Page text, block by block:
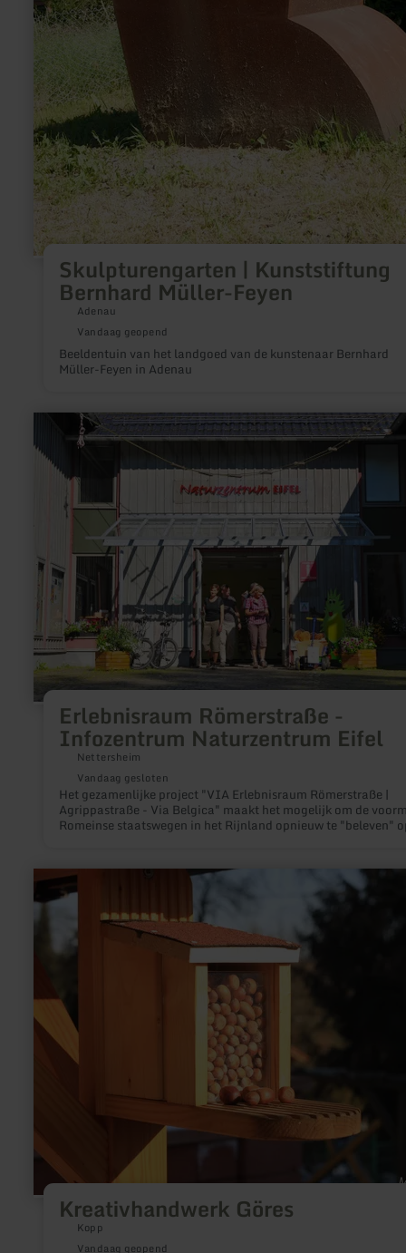
Skulpturengarten | Kunststiftung
Bernhard Müller-Feyen
Adenau
Vandaag geopend
Beeldentuin van het landgoed van de kunstenaar Bernhard
Müller-Feyen in Adenau
Erlebnisraum Römerstraße -
Infozentrum Naturzentrum Eifel
Nettersheim
Vandaag gesloten
Het gezamenlijke project "VIA Erlebnisraum Römerstraße |
Agrippastraße - Via Belgica" maakt het mogelijk om de
Romeinse staatswegen in het Rijnland opnieuw te "beleven"
informatie
over:
Erlebnisraum
Römerstraße
Infozentrum
Naturzentrum
Kreativhandwerk Göres
Kopp
Vandaag geopend
meer
informatie
over:
Kreativhandwerk